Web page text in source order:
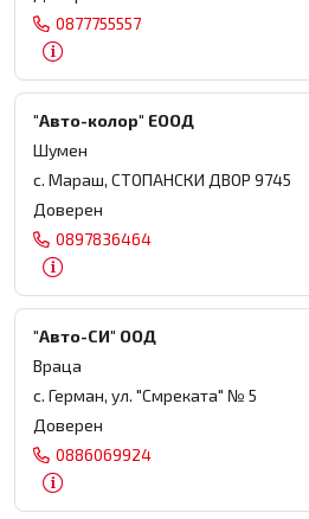
0877755557
"Авто-колор" ЕООД
Шумен
с. Мараш, СТОПАНСКИ ДВОР 9745
Доверен
0897836464
"Авто-СИ" ООД
Враца
с. Герман, ул. "Смреката" № 5
Доверен
0886069924